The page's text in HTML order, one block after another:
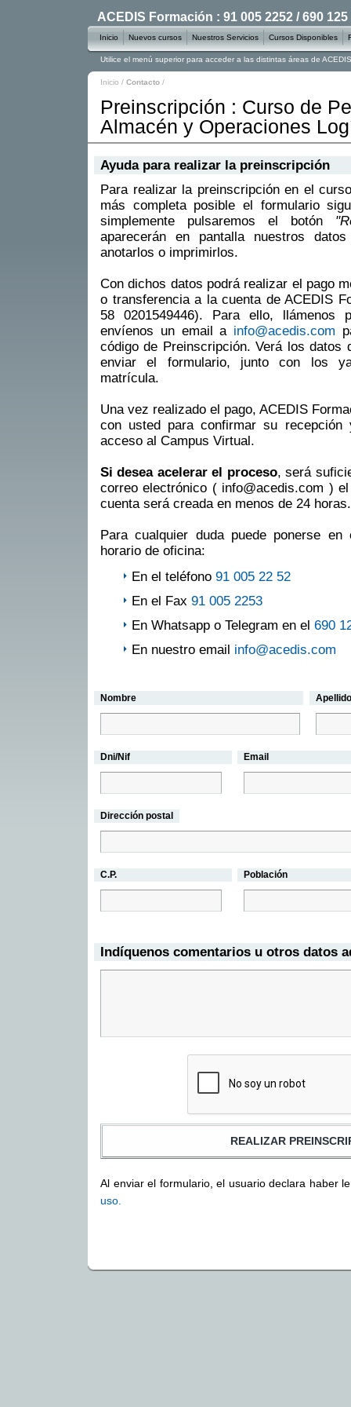
Inicio / Contacto /
Preinscripción : Curso de
Almacén y Operaciones
Ayuda para realizar la preinscripción
Para realizar la preinscripción en el
más completa posible el formulario
simplemente pulsaremos el botón
aparecerán en pantalla nuestros
anotarlos o imprimirlos.
Con dichos datos podrá realizar el pago
o transferencia a la cuenta de ACEDIS
58 0201549446). Para ello, llámenos
envíenos un email a info@acedis.com
código de Preinscripción. Verá los datos
enviar el formulario, junto con los
matrícula.
Una vez realizado el pago, ACEDIS
con usted para confirmar su
acceso al Campus Virtual.
Si desea acelerar el proceso, será
correo electrónico ( info@acedis.com )
cuenta será creada en menos de 24 horas.
Para cualquier duda puede ponerse
horario de oficina:
En el teléfono 91 005 22 52
En el Fax 91 005 2253
En Whatsapp o Telegram en el 690
En nuestro email info@acedis.com
Nombre
Dni/Nif Email
Dirección postal
C.P. Población
Indíquenos comentarios u otros datos
Al enviar el formulario, el usuario declara haber
uso.
ACEDIS Formación : 91 005 2252 / 690 125
Inicio Nuevos cursos Nuestros Servicios Cursos Disponibles
Utilice el menú superior para acceder a las distintas áreas de